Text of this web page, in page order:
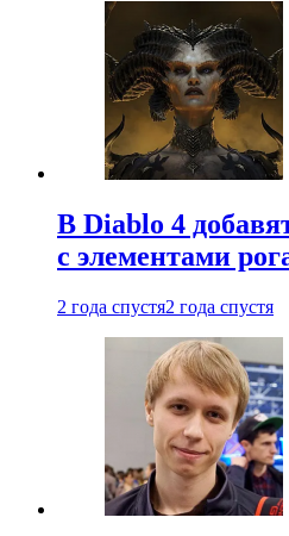
В Diablo 4
с элементами
2 года спустя2 года спустя